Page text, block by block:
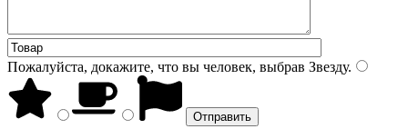
Пожалуйста, докажите, что вы человек, выбрав Звезду.